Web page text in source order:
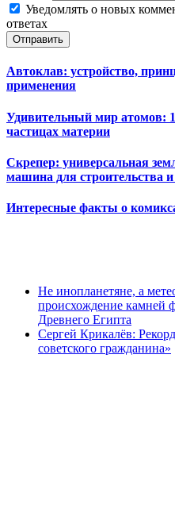
Уведомлять о новых
ответах
Отправить
Автоклав: устройство,
применения
Удивительный мир атомов:
частицах материи
Скрепер: универсальная
машина для строительства и
Интересные факты о
Не инопланетяне, а
происхождение камней
Древнего Египта
Сергей Крикалёв:
советского гражданина»